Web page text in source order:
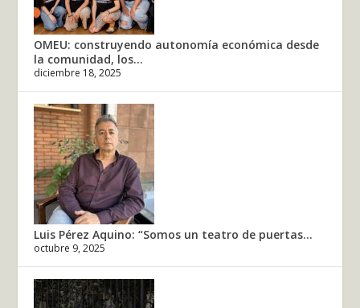
OMEU: construyendo autonomía económica desde
la comunidad, los...
diciembre 18, 2025
Luis Pérez Aquino: “Somos un teatro de puertas...
octubre 9, 2025